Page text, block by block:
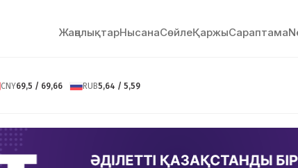
ЖаңалықтарНысанаСөйлeҚаржыСараптама
CNY69,5 / 69,66 RUB5,64 / 5,59